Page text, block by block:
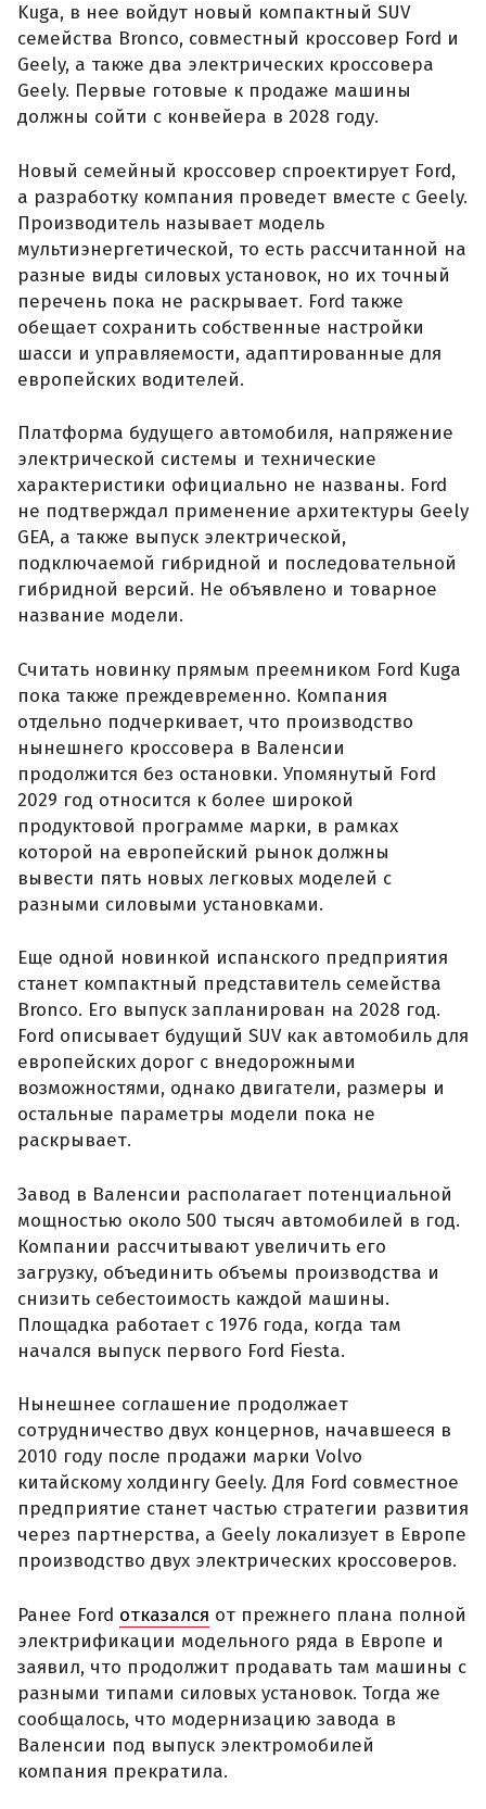
Kuga, в нее войдут новый компактный SUV
семейства Bronco, совместный кроссовер Ford и
Geely, а также два электрических кроссовера
Geely. Первые готовые к продаже машины
должны сойти с конвейера в 2028 году.
Новый семейный кроссовер спроектирует Ford,
а разработку компания проведет вместе с Geely.
Производитель называет модель
мультиэнергетической, то есть рассчитанной на
разные виды силовых установок, но их точный
перечень пока не раскрывает. Ford также
обещает сохранить собственные настройки
шасси и управляемости, адаптированные для
европейских водителей.
Платформа будущего автомобиля, напряжение
электрической системы и технические
характеристики официально не названы. Ford
не подтверждал применение архитектуры Geely
GEA, а также выпуск электрической,
подключаемой гибридной и последовательной
гибридной версий. Не объявлено и товарное
название модели.
Считать новинку прямым преемником Ford Kuga
пока также преждевременно. Компания
отдельно подчеркивает, что производство
нынешнего кроссовера в Валенсии
продолжится без остановки. Упомянутый Ford
2029 год относится к более широкой
продуктовой программе марки, в рамках
которой на европейский рынок должны
вывести пять новых легковых моделей с
разными силовыми установками.
Еще одной новинкой испанского предприятия
станет компактный представитель семейства
Bronco. Его выпуск запланирован на 2028 год.
Ford описывает будущий SUV как автомобиль для
европейских дорог с внедорожными
возможностями, однако двигатели, размеры и
остальные параметры модели пока не
раскрывает.
Завод в Валенсии располагает потенциальной
мощностью около 500 тысяч автомобилей в год.
Компании рассчитывают увеличить его
загрузку, объединить объемы производства и
снизить себестоимость каждой машины.
Площадка работает с 1976 года, когда там
начался выпуск первого Ford Fiesta.
Нынешнее соглашение продолжает
сотрудничество двух концернов, начавшееся в
2010 году после продажи марки Volvo
китайскому холдингу Geely. Для Ford совместное
предприятие станет частью стратегии развития
через партнерства, а Geely локализует в Европе
производство двух электрических кроссоверов.
Ранее Ford отказался от прежнего плана полной
электрификации модельного ряда в Европе и
заявил, что продолжит продавать там машины с
разными типами силовых установок. Тогда же
сообщалось, что модернизацию завода в
Валенсии под выпуск электромобилей
компания прекратила.